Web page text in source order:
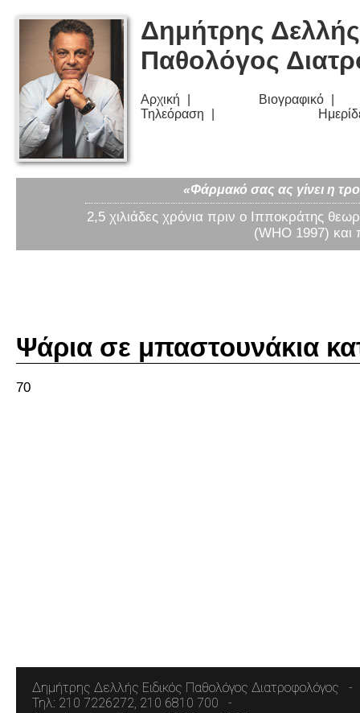
Δημήτρης
Παθολόγος
Αρχική
Βιογραφικό
Τηλεόραση
«Φάρμακό σας ας γίνει η
2,5 χιλιάδες χρόνια πριν ο Ιπποκράτης
(WHO 1997) και
Ψάρια σε μπαστουνάκια
70
Δημήτρης Δελλής Ειδικός Παθολόγος Διατροφολόγος
Τηλ: 210 7226272, 210 6810 700